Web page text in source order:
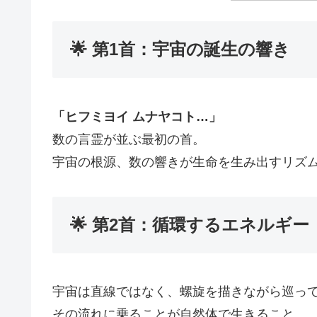
🌟 第1首：宇宙の誕生の響き
「ヒフミヨイ ムナヤコト…」
数の言霊が並ぶ最初の首。
宇宙の根源、数の響きが生命を生み出すリズ
🌟 第2首：循環するエネルギー
宇宙は直線ではなく、螺旋を描きながら巡って